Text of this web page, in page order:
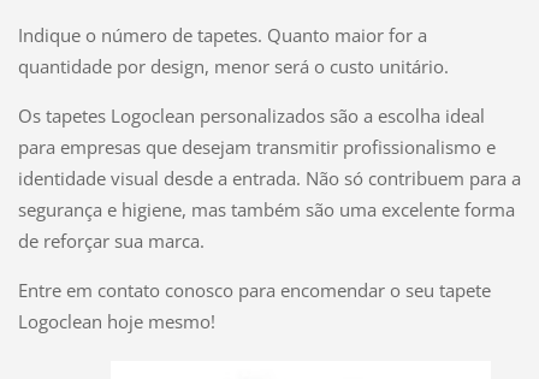
Indique o número de tapetes. Quanto maior for a
quantidade por design, menor será o custo unitário.
Os tapetes Logoclean personalizados são a escolha ideal
para empresas que desejam transmitir profissionalismo e
identidade visual desde a entrada. Não só contribuem para a
segurança e higiene, mas também são uma excelente forma
de reforçar sua marca.
Entre em contato conosco para encomendar o seu tapete
Logoclean hoje mesmo!